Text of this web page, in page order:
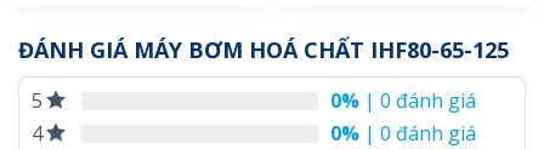
ĐÁNH GIÁ MÁY BƠM HOÁ CHẤT IHF80-65-125
5 0% | 0 đánh giá
4
0% | 0 đánh giá